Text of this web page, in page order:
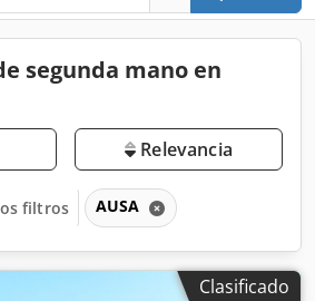
segunda mano en
Relevancia
filtros AUSA
Clasificado